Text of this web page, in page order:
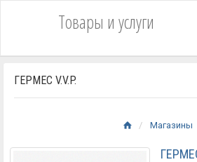
Товары и услуги
ГЕРМЕС V.V.P.
Магазины